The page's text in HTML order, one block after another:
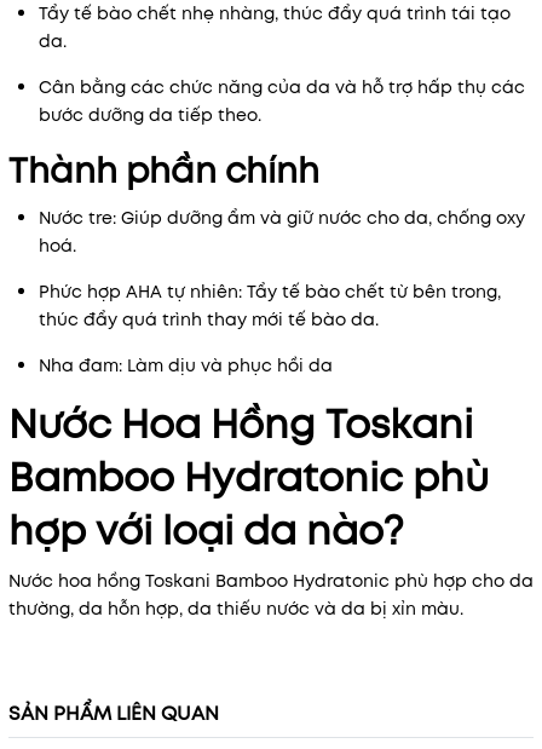
Tẩy tế bào chết nhẹ nhàng, thúc đẩy quá trình tái tạo
da.
Cân bằng các chức năng của da và hỗ trợ hấp thụ các
bước dưỡng da tiếp theo.
Thành phần chính
Nước tre: Giúp dưỡng ẩm và giữ nước cho da, chống oxy
hoá.
Phức hợp AHA tự nhiên: Tẩy tế bào chết từ bên trong,
thúc đẩy quá trình thay mới tế bào da.
Nha đam: Làm dịu và phục hồi da
Nước Hoa Hồng Toskani
Bamboo Hydratonic phù
hợp với loại da nào?
Nước hoa hồng Toskani Bamboo Hydratonic phù hợp cho da
thường, da hỗn hợp, da thiếu nước và da bị xỉn màu.
SẢN PHẨM LIÊN QUAN